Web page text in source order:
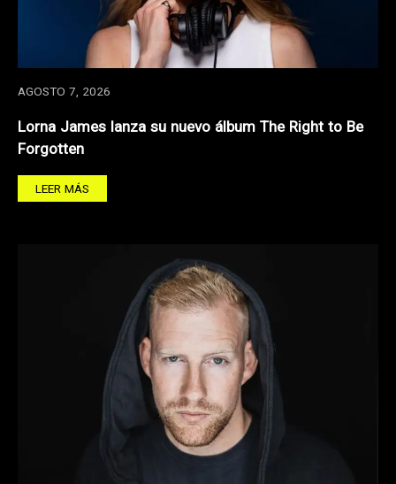
AGOSTO 7, 2026
Lorna James lanza su nuevo álbum The Right to Be
Forgotten
LEER MÁS